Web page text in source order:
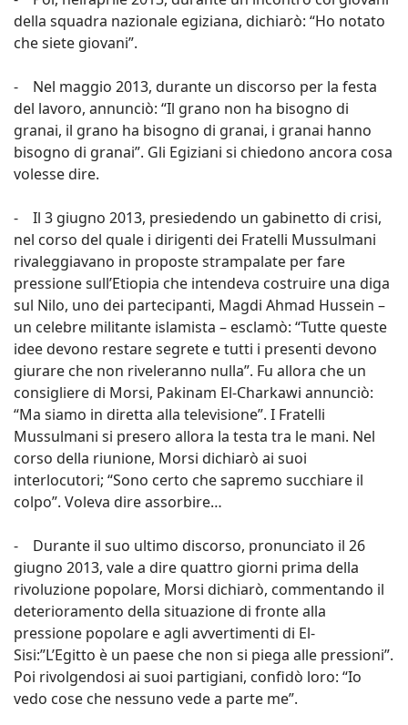
della squadra nazionale egiziana, dichiarò: “Ho notato
che siete giovani”.
- Nel maggio 2013, durante un discorso per la festa
del lavoro, annunciò: “Il grano non ha bisogno di
granai, il grano ha bisogno di granai, i granai hanno
bisogno di granai”. Gli Egiziani si chiedono ancora cosa
volesse dire.
- Il 3 giugno 2013, presiedendo un gabinetto di crisi,
nel corso del quale i dirigenti dei Fratelli Mussulmani
rivaleggiavano in proposte strampalate per fare
pressione sull’Etiopia che intendeva costruire una diga
sul Nilo, uno dei partecipanti, Magdi Ahmad Hussein –
un celebre militante islamista – esclamò: “Tutte queste
idee devono restare segrete e tutti i presenti devono
giurare che non riveleranno nulla”. Fu allora che un
consigliere di Morsi, Pakinam El-Charkawi annunciò:
“Ma siamo in diretta alla televisione”. I Fratelli
Mussulmani si presero allora la testa tra le mani. Nel
corso della riunione, Morsi dichiarò ai suoi
interlocutori; “Sono certo che sapremo succhiare il
colpo”. Voleva dire assorbire…
- Durante il suo ultimo discorso, pronunciato il 26
giugno 2013, vale a dire quattro giorni prima della
rivoluzione popolare, Morsi dichiarò, commentando il
deterioramento della situazione di fronte alla
pressione popolare e agli avvertimenti di El-
Sisi:”L’Egitto è un paese che non si piega alle pressioni”.
Poi rivolgendosi ai suoi partigiani, confidò loro: “Io
vedo cose che nessuno vede a parte me”.